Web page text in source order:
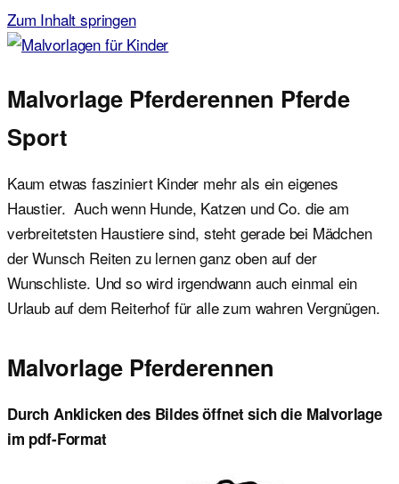
Zum Inhalt springen
Malvorlagen für Kinder
Ausmalbilder einfach und kostenlos als pdf herunterladen
Malvorlage Pferderennen Pferde
Sport
Kaum etwas fasziniert Kinder mehr als ein eigenes
Haustier. Auch wenn Hunde, Katzen und Co. die am
verbreitetsten Haustiere sind, steht gerade bei Mädchen
der Wunsch Reiten zu lernen ganz oben auf der
Wunschliste. Und so wird irgendwann auch einmal ein
Urlaub auf dem Reiterhof für alle zum wahren Vergnügen.
Malvorlage Pferderennen
Durch Anklicken des Bildes öffnet sich die Malvorlage
im pdf-Format